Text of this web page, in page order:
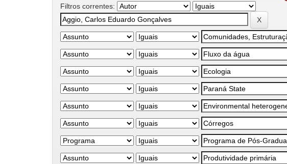
Filtros correntes: